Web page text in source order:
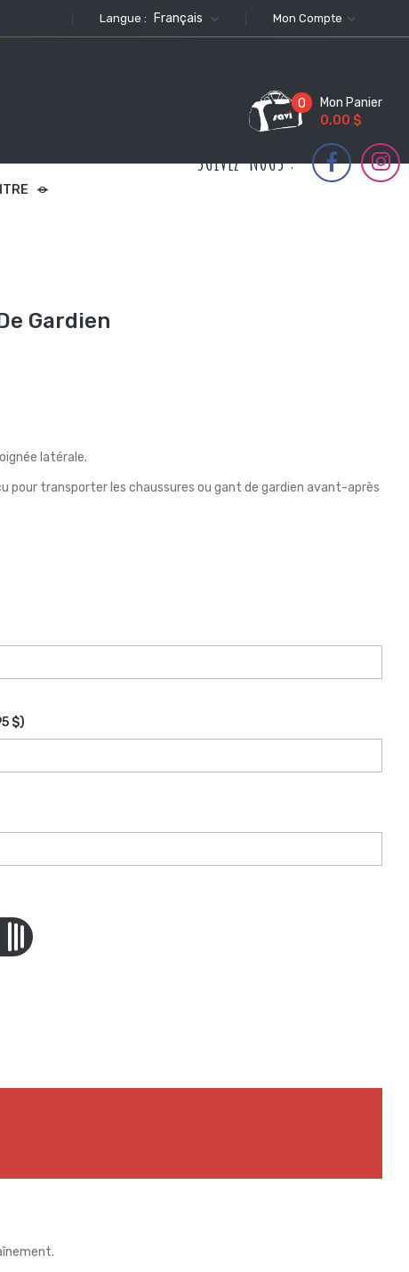
Mon Compte
Langue : Français
Mon Panier
0
0,00 $
SUIVEZ-NOUS :
Gardien
latérale.
pour transporter les chaussures ou gant de gardien avant-après
$)